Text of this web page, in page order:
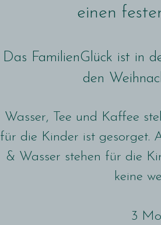
einen
Das FamilienGlück ist in
den
Wasser, Tee und Kaffee
für die Kinder ist gesorget.
& Wasser stehen für die
keine
3